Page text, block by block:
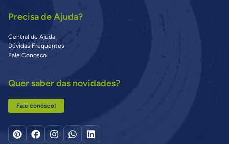
Precisa de Ajuda?
Central de Ajuda
Dúvidas Frequentes
Fale Conosco
Quer saber das novidades?
Fale conosco!